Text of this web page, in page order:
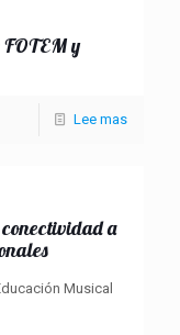
y
Lee mas
a
Musical